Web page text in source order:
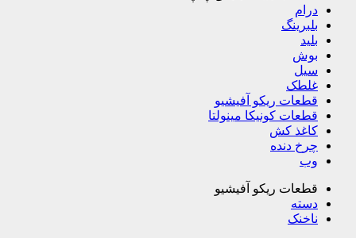
درام
بلبرینگ
بلید
بوش
سیل
غلطک
قطعات ریکو آفیشیو
قطعات کونیکا مینولتا
کاغذ کش
چرخ دنده
وب
قطعات ریکو آفیشیو
دسته
ناخنک